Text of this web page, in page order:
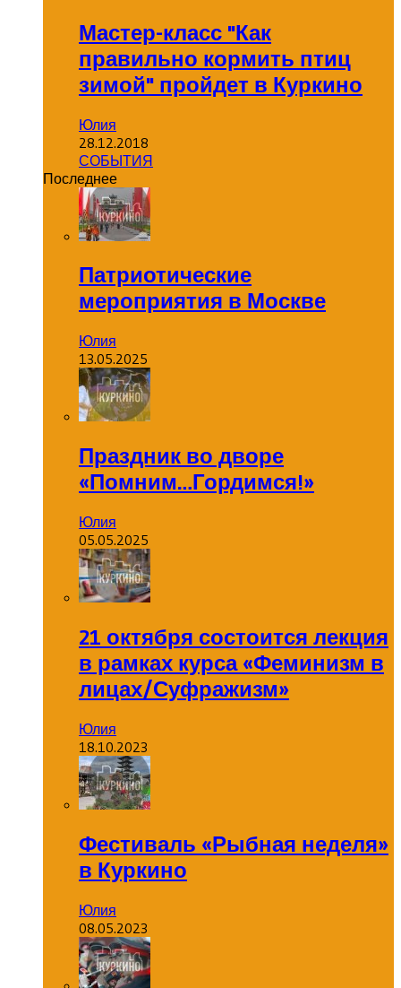
Мастер-класс "Как
правильно кормить птиц
зимой" пройдет в Куркино
Юлия
28.12.2018
СОБЫТИЯ
Последнее
Патриотические
мероприятия в Москве
Юлия
13.05.2025
Праздник во дворе
«Помним…Гордимся!»
Юлия
05.05.2025
21 октября состоится лекция
в рамках курса «Феминизм в
лицах/Суфражизм»
Юлия
18.10.2023
Фестиваль «Рыбная неделя»
в Куркино
Юлия
08.05.2023